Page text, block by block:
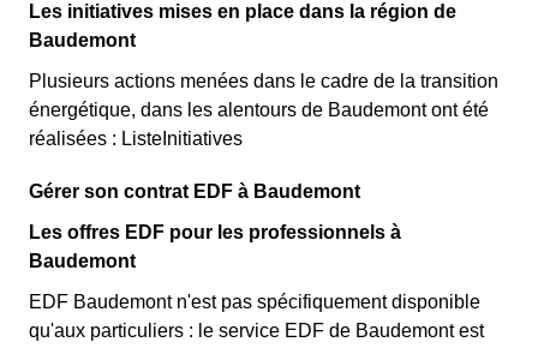
Les initiatives mises en place dans la région de
Baudemont
Plusieurs actions menées dans le cadre de la transition
énergétique, dans les alentours de Baudemont ont été
réalisées : ListeInitiatives
Gérer son contrat EDF à Baudemont
Les offres EDF pour les professionnels à
Baudemont
EDF Baudemont n'est pas spécifiquement disponible
qu'aux particuliers : le service EDF de Baudemont est